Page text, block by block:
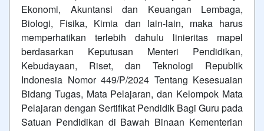
Ekonomi, Akuntansi dan Keuangan Lembaga,
Biologi, Fisika, Kimia dan lain-lain, maka harus
memperhatikan terlebih dahulu linieritas mapel
berdasarkan Keputusan Menteri Pendidikan,
Kebudayaan, Riset, dan Teknologi Republik
Indonesia Nomor 449/P/2024 Tentang Kesesuaian
Bidang Tugas, Mata Pelajaran, dan Kelompok Mata
Pelajaran dengan Sertifikat Pendidik Bagi Guru pada
Satuan Pendidikan di Bawah Binaan Kementerian